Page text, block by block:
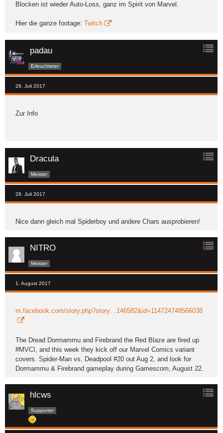
Blocken ist wieder Auto-Loss, ganz im Spirit von Marvel.
Hier die ganze footage: Twitch
padau
Erleuchteter
28. Juli 2017
Zur Info
Dracula
Meister
28. Juli 2017
Nice dann gleich mal Spiderboy und andere Chars ausprobieren!
NITRO
Meister
1. August 2017
m.facebook.com/story.php?story…146582&id=114724748566038
The Dread Dormammu and Firebrand the Red Blaze are fired up
#MVCI, and this week they kick off our Marvel Comics variant
covers. Spider-Man vs. Deadpool #20 out Aug 2, and look for
Dormammu & Firebrand gameplay during Gamescom, August 22.
hlcws
Supporter